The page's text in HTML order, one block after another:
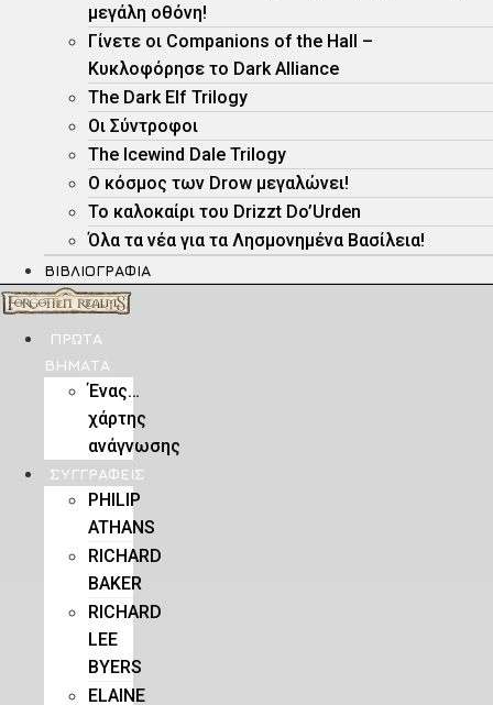
μεγάλη οθόνη!
Γίνετε οι Companions of the Hall –
Κυκλοφόρησε το Dark Alliance
The Dark Elf Trilogy
Οι Σύντροφοι
The Icewind Dale Trilogy
O κόσμος των Drow μεγαλώνει!
To καλοκαίρι του Drizzt Do’Urden
Όλα τα νέα για τα Λησμονημένα Βασίλεια!
ΒΙΒΛΙΟΓΡΑΦΊΑ
ΠΡΏΤΑ
ΒΉΜΑΤΑ
Ένας…
χάρτης
ανάγνωσης
ΣΥΓΓΡΑΦΕΊΣ
PHILIP
ATHANS
RICHARD
BAKER
RICHARD
LEE
BYERS
ELAINE